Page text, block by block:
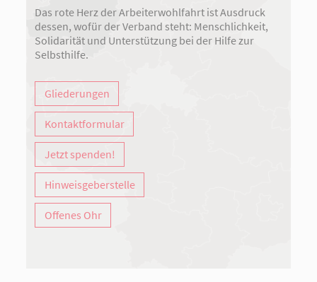
Das rote Herz der Arbeiterwohlfahrt ist Ausdruck
dessen, wofür der Verband steht: Menschlichkeit,
Solidarität und Unterstützung bei der Hilfe zur
Selbsthilfe.
Gliederungen
Kontaktformular
Jetzt spenden!
Hinweisgeberstelle
Offenes Ohr